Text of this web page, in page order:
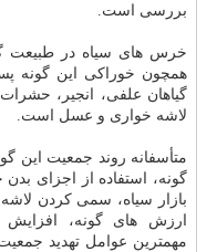
بررسی است.
خرس های سیاه در طبیعت
همچون خوراكی این گونه
گیاهان علفی، انجیر،
لاشه خواری و عسل است.
متأسفانه روند جمعیت این
گونه، استفاده از اجزای
بازار سیاه، سمی كردن
ارزش های گونه،
مهمترین عوامل تهدید